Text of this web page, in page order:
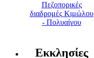
Πεζοπορικές
διαδρομές Κιμώλου
- Πολυαίγου
Εκκλησίες